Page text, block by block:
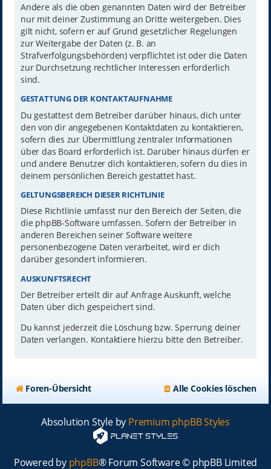
Andere als die oben genannten Daten wird der Betreiber
nur mit deiner Zustimmung an Dritte weitergeben. Dies
gilt nicht, sofern er auf Grund gesetzlicher Regelungen
zur Weitergabe der Daten (z. B. an
Strafverfolgungsbehörden) verpflichtet ist oder die Daten
zur Durchsetzung rechtlicher Interessen erforderlich
sind.
GESTATTUNG DER KONTAKTAUFNAHME
Du gestattest dem Betreiber darüber hinaus, dich unter
den von dir angegebenen Kontaktdaten zu kontaktieren,
sofern dies zur Übermittlung zentraler Informationen
über das Board erforderlich ist. Darüber hinaus dürfen er
und andere Benutzer dich kontaktieren, sofern du dies in
deinem persönlichen Bereich gestattet hast.
GELTUNGSBEREICH DIESER RICHTLINIE
Diese Richtlinie umfasst nur den Bereich der Seiten, die
die phpBB-Software umfassen. Sofern der Betreiber in
anderen Bereichen seiner Software weitere
personenbezogene Daten verarbeitet, wird er dich
darüber gesondert informieren.
AUSKUNFTSRECHT
Der Betreiber erteilt dir auf Anfrage Auskunft, welche
Daten über dich gespeichert sind.
Du kannst jederzeit die Löschung bzw. Sperrung deiner
Daten verlangen. Kontaktiere hierzu bitte den Betreiber.
Foren-Übersicht Alle Cookies löschen
Absolution Style by Premium phpBB Styles
Powered by phpBB® Forum Software © phpBB Limited